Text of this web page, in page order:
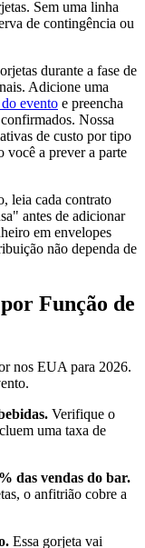
Sem uma linha
de contingência ou
durante a fase de
Adicione uma
evento e preencha
Nossa
de custo por tipo
você a prever a parte
leia cada contrato
antes de adicionar
em envelopes
não dependa de
Função de
nos EUA para 2026.
Verifique o
uma taxa de
das vendas do bar.
o anfitrião cobre a
Essa gorjeta vai